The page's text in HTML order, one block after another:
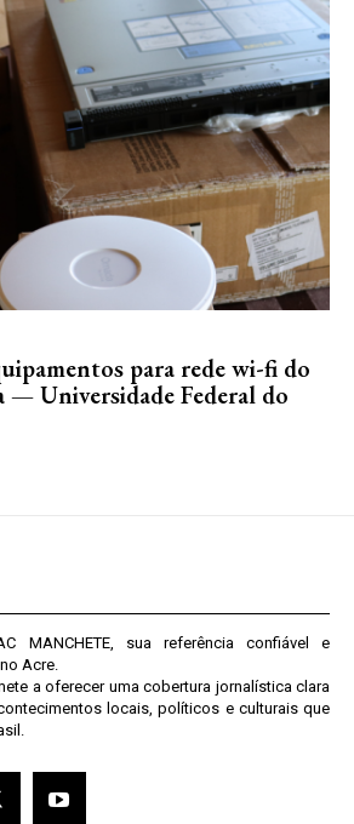
para rede wi-fi do
— Universidade Federal do
MANCHETE, sua referência confiável e
Acre.
a oferecer uma cobertura jornalística clara
locais, políticos e culturais que